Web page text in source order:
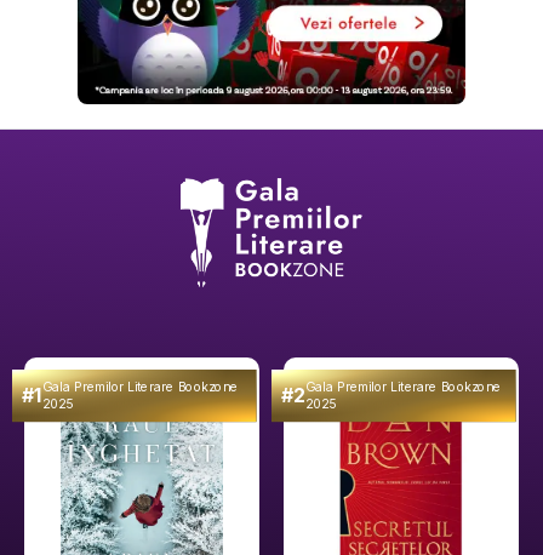
#1Gala Premilor Literare Bookzone
2025
#2Gala Premilor Literare Bookzone
2025